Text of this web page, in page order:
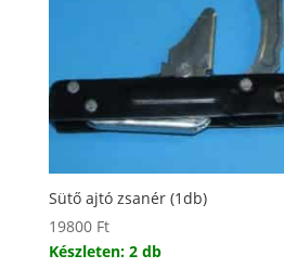
Sütő ajtó zsanér (1db)
19800 Ft
Készleten: 2 db